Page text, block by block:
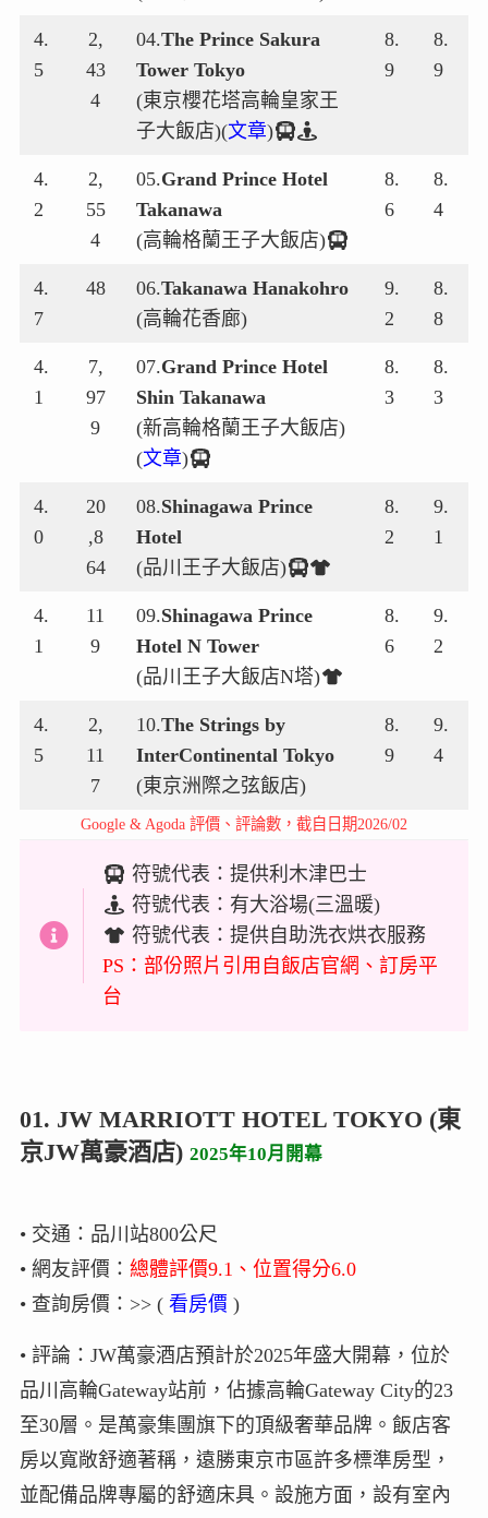
4.
5
2,
43
4
04.The Prince Sakura
Tower Tokyo
(東京櫻花塔高輪皇家王
子大飯店)(文章)
8.
9
8.
9
4.
2
2,
55
4
05.Grand Prince Hotel
Takanawa
(高輪格蘭王子大飯店)
8.
6
8.
4
4.
7
48 06.Takanawa Hanakohro
(高輪花香廊)
9.
2
8.
8
4.
1
7,
97
9
07.Grand Prince Hotel
Shin Takanawa
(新高輪格蘭王子大飯店)
(文章)
8.
3
8.
3
4.
0
20
,8
64
08.Shinagawa Prince
Hotel
(品川王子大飯店)
8.
2
9.
1
4.
1
11
9
09.Shinagawa Prince
Hotel N Tower
(品川王子大飯店N塔)
8.
6
9.
2
4.
5
2,
11
7
10.The Strings by
InterContinental Tokyo
(東京洲際之弦飯店)
8.
9
9.
4
Google & Agoda 評價、評論數，截自日期2026/02
符號代表：提供利木津巴士
符號代表：有大浴場(三溫暖)
符號代表：提供自助洗衣烘衣服務
PS：部份照片引用自飯店官網、訂房平
台
01. JW MARRIOTT HOTEL TOKYO (東
京JW萬豪酒店) 2025年10月開幕
• 交通：品川站800公尺
• 網友評價： 總體評價9.1、位置得分6.0
• 查詢房價：>> ( 看房價 )
• 評論：JW萬豪酒店預計於2025年盛大開幕，位於
品川高輪Gateway站前，佔據高輪Gateway City的23
至30層。是萬豪集團旗下的頂級奢華品牌。飯店客
房以寬敞舒適著稱，遠勝東京市區許多標準房型，
並配備品牌專屬的舒適床具。設施方面，設有室內